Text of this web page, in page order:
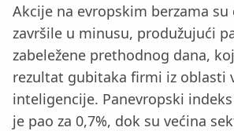
Akcije na evropskim berzama su
završile u minusu, produžujući
zabeležene prethodnog dana,
rezultat gubitaka firmi iz oblasti
inteligencije. Panevropski indeks
je pao za 0,7%, dok su većina